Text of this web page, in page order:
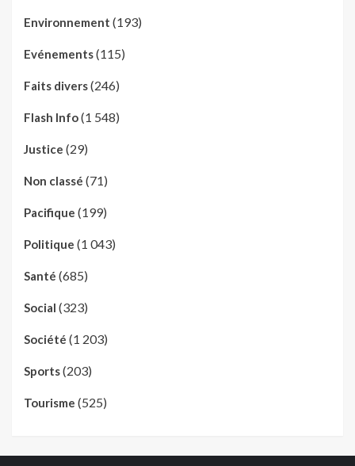
Environnement (193)
Evénements(115)
Faits divers(246)
Flash Info(1 548)
Justice (29)
Non classé (71)
Pacifique (199)
Politique (1 043)
Santé (685)
Social (323)
Société (1 203)
Sports(203)
Tourisme (525)